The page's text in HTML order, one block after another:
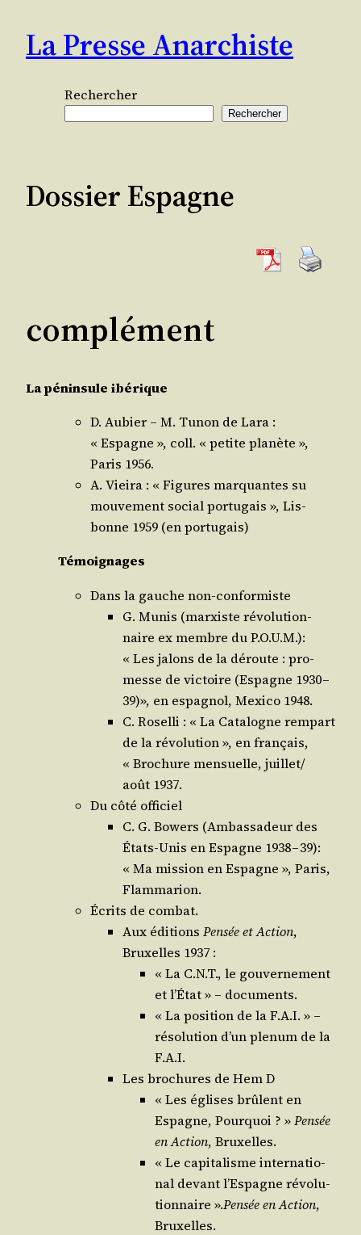
contenu
La Presse Anarchiste
Rechercher
Rechercher
Dossier Espagne
complément
La pénin­sule ibérique
D. Aubier – M. Tunon de Lara :
« Espagne », coll. « petite pla­nète »,
Paris 1956.
A. Viei­ra : « Figures mar­quantes su
mou­ve­ment social por­tu­gais », Lis­
bonne 1959 (en portugais)
Témoi­gnages
Dans la gauche non-conformiste
G. Munis (mar­xiste révo­lu­tion­
naire ex membre du P.O.U.M.):
« Les jalons de la déroute : pro­
messe de vic­toire (Espagne 1930 –
39)», en espa­gnol, Mexi­co 1948.
C. Rosel­li : « La Cata­logne rem­part
de la révo­lu­tion », en fran­çais,
« Bro­chure men­suelle, juillet/​
août 1937.
Du côté officiel
C. G. Bowers (Ambas­sa­deur des
États-Unis en Espagne 1938 – 39):
« Ma mis­sion en Espagne », Paris,
Flammarion.
Écrits de combat.
Aux édi­tions Pen­sée et Action,
Bruxelles 1937 :
« La C.N.T., le gou­ver­ne­ment
et l’É­tat » – documents.
« La posi­tion de la F.A.I. » –
réso­lu­tion d’un ple­num de la
F.A.I.
Les bro­chures de Hem D
« Les églises brûlent en
Espagne, Pour­quoi ? »Pen­sée
en Action, Bruxelles.
« Le capi­ta­lisme inter­na­tio­
nal devant l’Es­pagne révo­lu­
tion­naire ».Pen­sée en Action,
Bruxelles.